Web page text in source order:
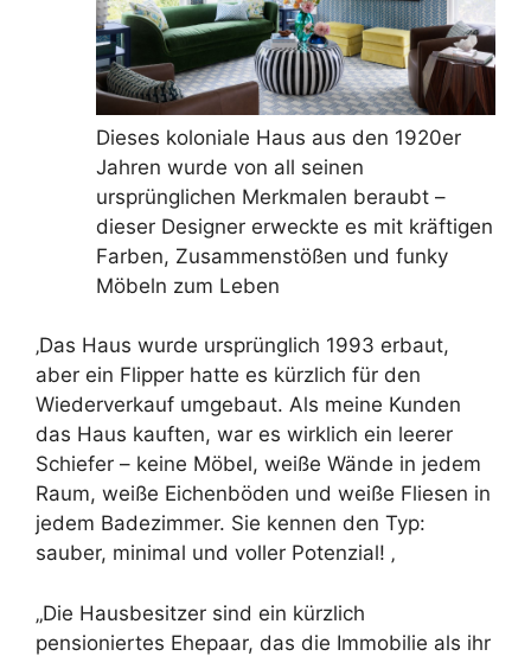
Dieses koloniale Haus aus den 1920er
Jahren wurde von all seinen
ursprünglichen Merkmalen beraubt –
dieser Designer erweckte es mit kräftigen
Farben, Zusammenstößen und funky
Möbeln zum Leben
‚Das Haus wurde ursprünglich 1993 erbaut,
aber ein Flipper hatte es kürzlich für den
Wiederverkauf umgebaut. Als meine Kunden
das Haus kauften, war es wirklich ein leerer
Schiefer – keine Möbel, weiße Wände in jedem
Raum, weiße Eichenböden und weiße Fliesen in
jedem Badezimmer. Sie kennen den Typ:
sauber, minimal und voller Potenzial! ‚
„Die Hausbesitzer sind ein kürzlich
pensioniertes Ehepaar, das die Immobilie als ihr